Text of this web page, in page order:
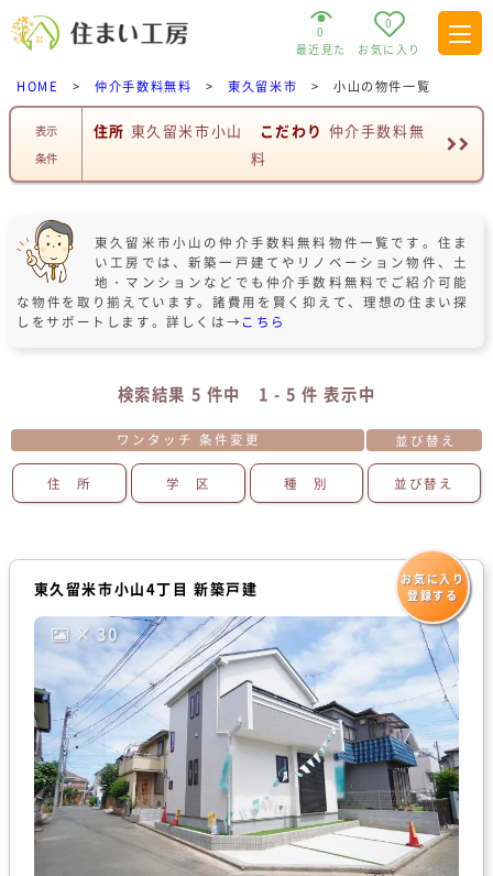
0
最近見た
0
お気に入り
HOME > 仲介手数料無料 > 東久留米市 > 小山の物件一覧
表示
条件
住所 東久留米市小山 こだわり 仲介手数料無
料
東久留米市小山の仲介手数料無料物件一覧です。住ま
い工房では、新築一戸建てやリノベーション物件、土
地・マンションなどでも仲介手数料無料でご紹介可能
な物件を取り揃えています。諸費用を賢く抑えて、理想の住まい探
しをサポートします。詳しくは→ こちら
検索結果 5 件中 1 - 5 件 表示中
ワンタッチ 条件変更 並び替え
住 所 学 区 種 別 並び替え
東久留米市小山4丁目 新築戸建
お気に入り
登録する
× 30